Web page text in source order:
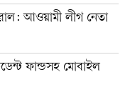
আওয়ামী লীগ নেতা
ফান্ডসহ মোবাইল